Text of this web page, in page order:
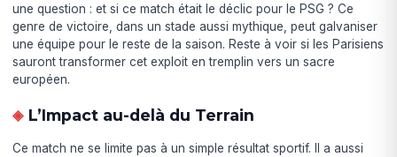
une question : et si ce match était le déclic pour le PSG ? Ce
genre de victoire, dans un stade aussi mythique, peut galvaniser
une équipe pour le reste de la saison. Reste à voir si les Parisiens
sauront transformer cet exploit en tremplin vers un sacre
européen.
L’Impact au-delà du Terrain
Ce match ne se limite pas à un simple résultat sportif. Il a aussi